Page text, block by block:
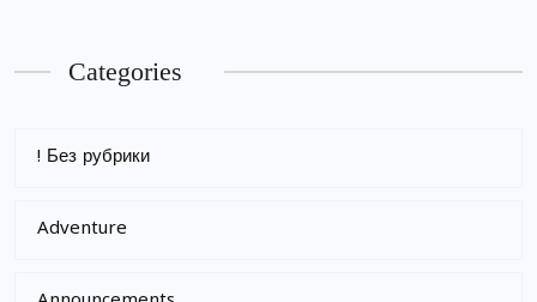
Categories
! Без рубрики
Adventure